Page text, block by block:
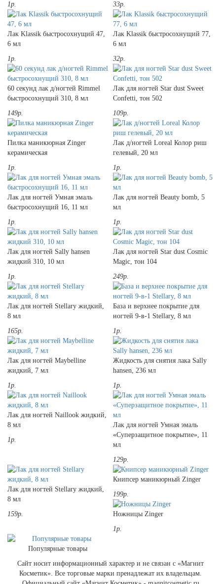
1р.
33р.
Лак Klassik быстросохнущий 47,
6 мл
1р.
Лак Klassik быстросохнущий 77,
6 мл
32р.
60 секунд лак д/ногтей Rimmel
быстросохнущий 310, 8 мл
149р.
Лак для ногтей Star dust Sweet
Confetti, тон 502
109р.
Пилка маникюрная Zinger
керамическая
1р.
Лак д/ногтей Loreal Колор риш
гелевый, 20 мл
1р.
Лак для ногтей Умная эмаль
быстросохнущий 16, 11 мл
1р.
Лак для ногтей Beauty bomb, 5
мл
1р.
Лак для ногтей Sally hansen
жидкий 310, 10 мл
1р.
Лак для ногтей Star dust Cosmic
Magic, тон 104
249р.
Лак для ногтей Stellary жидкий,
8 мл
165р.
База и верхнее покрытие для
ногтей 9-в-1 Stellary, 8 мл
1р.
Лак для ногтей Maybelline
жидкий, 7 мл
1р.
Жидкость для снятия лака Sally
hansen, 236 мл
1р.
Лак для ногтей Naillook жидкий,
8 мл
1р.
Лак для ногтей Умная эмаль
«Суперзащитное покрытие», 11
мл
129р.
Лак для ногтей Stellary жидкий,
8 мл
159р.
Книпсер маникюрный Zinger
199р.
Ножницы Zinger
1р.
Популярные товары
Сайт носит информационный характер и не связан с «Магнит
Косметик». Все торговые марки пренадлежат их владельцам.